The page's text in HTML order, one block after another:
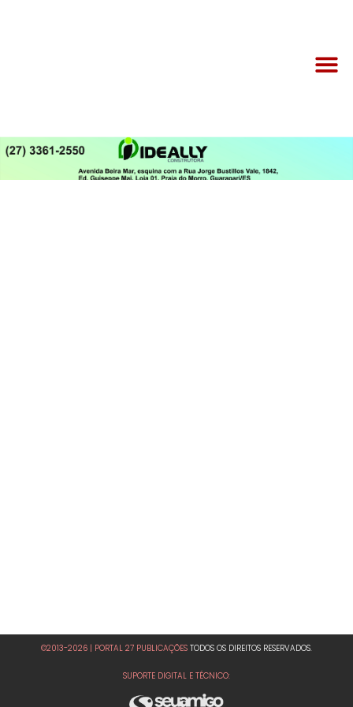
©2013-2026 | PORTAL 27 PUBLICAÇÕES TODOS OS DIREITOS RESERVADOS.
SUPORTE DIGITAL E TÉCNICO: